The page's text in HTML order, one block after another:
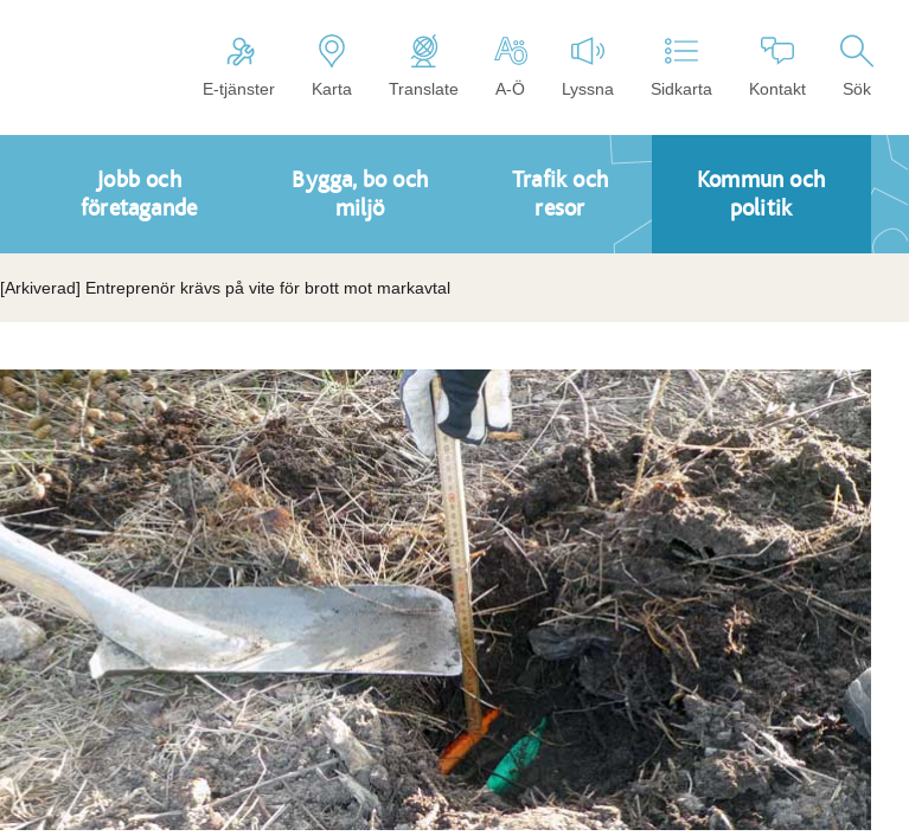
E-tjänster Karta Translate A-Ö Lyssna Sidkarta Kontakt Sök
Jobb och
företagande
Bygga, bo och
miljö
Trafik och
resor
Kommun och
politik
[Arkiverad] Entreprenör krävs på vite för brott mot markavtal